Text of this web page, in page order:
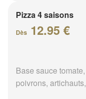
Pizza 4 saisons
Dès 12.95 €
Base sauce
poivrons,